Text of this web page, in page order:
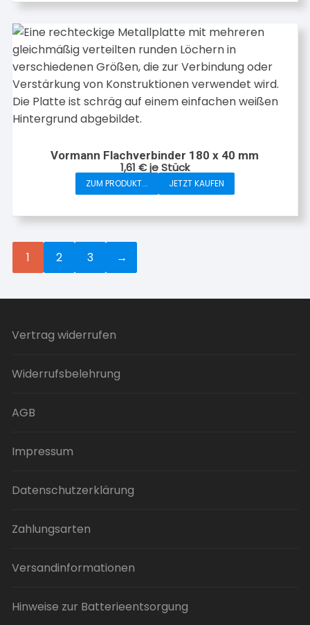
weist
mehrere
Varianten
Optionen
können
Produktseite
gewählt
werden
Vormann Flachverbinder 180 x 40 mm
1,61 €je Stück
ZUM PRODUKT... JETZT KAUFEN
1 2 3 →
Vertrag widerrufen
Widerrufsbelehrung
AGB
Impressum
Datenschutzerklärung
Zahlungsarten
Versandinformationen
Hinweise zur Batterieentsorgung